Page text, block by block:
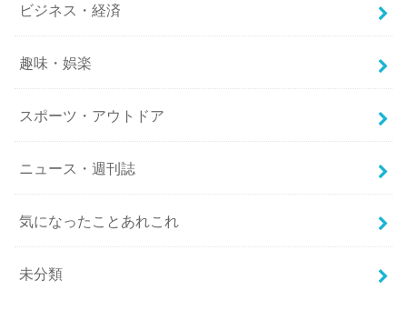
ビジネス・経済
趣味・娯楽
スポーツ・アウトドア
ニュース・週刊誌
気になったことあれこれ
未分類